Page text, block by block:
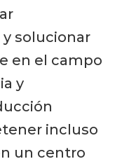
solucionar
en el campo
y
incluso
un centro